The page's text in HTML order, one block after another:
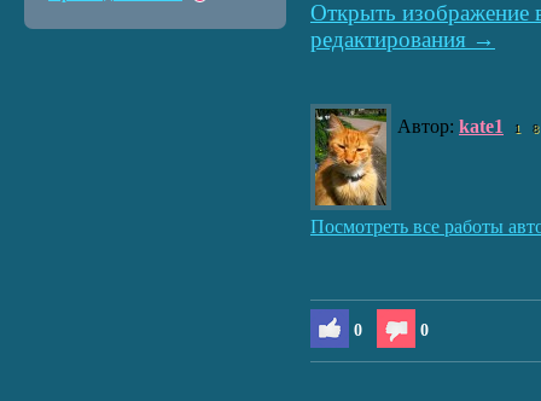
Открыть изображение
редактирования →
Автор: kate1 1 8
Посмотреть все работы
0 0